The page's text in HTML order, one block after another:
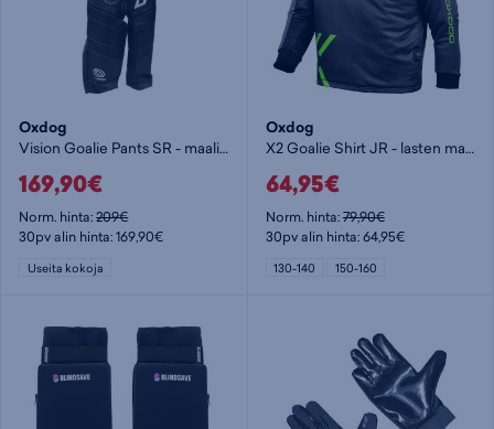
Oxdog
Vision Goalie Pants SR - maalivahdin varuste
169,90€
Norm. hinta:209€
30pv alin hinta: 169,90€
Useita kokoja
Oxdog
X2 Goalie Shirt JR - lasten maalivahdin paita
64,95€
Norm. hinta:79,90€
30pv alin hinta: 64,95€
130-140 150-160